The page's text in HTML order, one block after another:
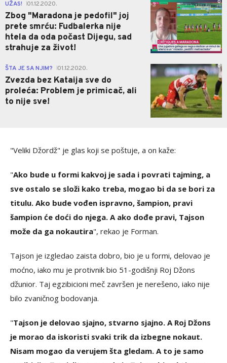
UŽAS! 01.12.2020.
Zbog "Maradona je pedofil" joj
prete smrću: Fudbalerka nije
htela da oda počast Dijegu, sad
strahuje za život!
0
ŠTA JE SA NJIM? 01.12.2020.
Zvezda bez Kataija sve do
proleća: Problem je primicač, ali
to nije sve!
0
"Veliki Džordž" je glas koji se poštuje, a on kaže:
"Ako bude u formi kakvoj je sada i povrati tajming, a
sve ostalo se složi kako treba, mogao bi da se bori za
titulu. Ako bude vođen ispravno, šampion, pravi
šampion će doći do njega. A ako dođe pravi, Tajson
može da ga nokautira", rekao je Forman.
Tajson je izgledao zaista dobro, bio je u formi, delovao je
moćno, iako mu je protivnik bio 51-godišnji Roj Džons
džunior. Taj egzibicioni meč završen je nerešeno, iako nije
bilo zvaničnog bodovanja.
"Tajson je delovao sjajno, stvarno sjajno. A Roj Džons
je morao da iskoristi svaki trik da izbegne nokaut.
Nisam mogao da verujem šta gledam. A to je samo